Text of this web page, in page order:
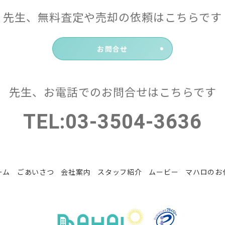
先生、無料査定や売却の依頼はこちらです
お問合せ
先生、お電話でのお問合せはこちらです
TEL:03-3504-3636
ム ごあいさつ 会社案内 スタッフ紹介 ムービー マハロのお